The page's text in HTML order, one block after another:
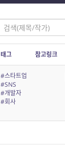
태그 참고링크
#스타트업
#SNS
#개발자
#회사